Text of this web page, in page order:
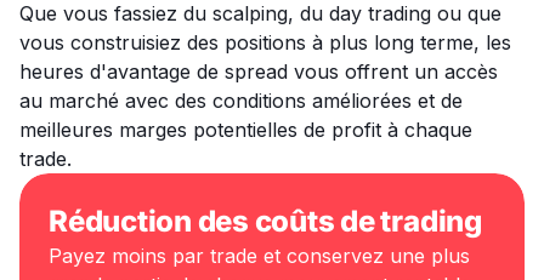
Que vous fassiez du scalping, du day trading ou que
vous construisiez des positions à plus long terme, les
heures d'avantage de spread vous offrent un accès
au marché avec des conditions améliorées et de
meilleures marges potentielles de profit à chaque
trade.
Réduction des coûts de trading
Payez moins par trade et conservez une plus